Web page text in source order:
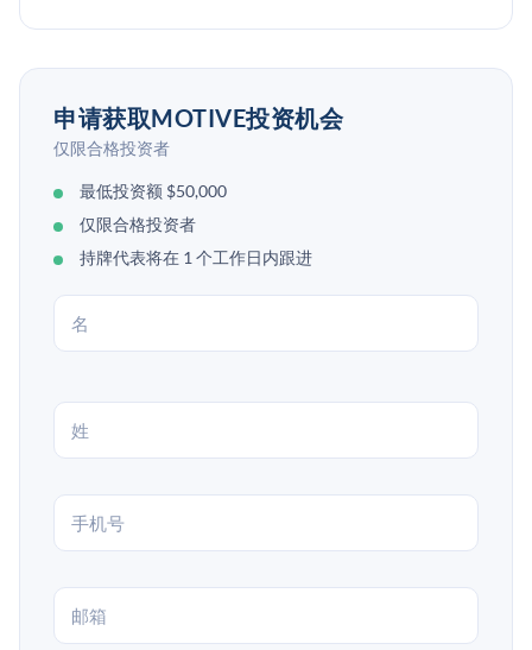
申请获取MOTIVE投资机会
仅限合格投资者
最低投资额 $50,000
仅限合格投资者
持牌代表将在 1 个工作日内跟进